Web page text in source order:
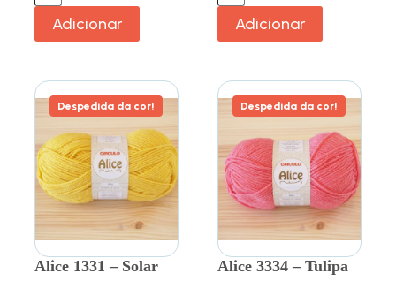
Adicionar Adicionar
Despedida da cor!
Alice 1331 – Solar
Despedida da cor!
Alice 3334 – Tulipa